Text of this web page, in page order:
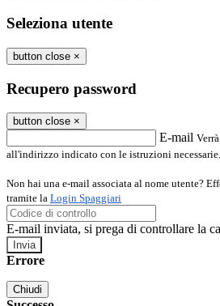
Seleziona utente
button close ×
Recupero password
button close ×
E-mail
all'indirizzo indicato con le istruzioni necessarie.
Non hai una e-mail associata al nome utente?
tramite la Login Spaggiari
E-mail inviata, si prega di controllare la
Errore
Chiudi